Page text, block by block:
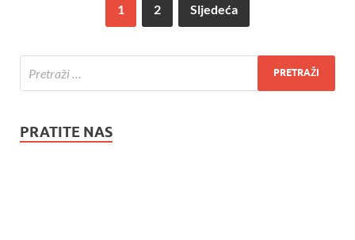
1 2 Sljedeća
PRATITE NAS